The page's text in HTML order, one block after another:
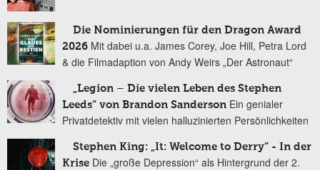
Die Nominierungen für den Dragon Award
2026 Mit dabei u.a. James Corey, Joe Hill, Petra Lord
& die Filmadaption von Andy Weirs „Der Astronaut“
„Legion – Die vielen Leben des Stephen
Leeds“ von Brandon Sanderson Ein genialer
Privatdetektiv mit vielen halluzinierten Persönlichkeiten
Stephen King: „It: Welcome to Derry“ - In der
Krise Die „große Depression“ als Hintergrund der 2.